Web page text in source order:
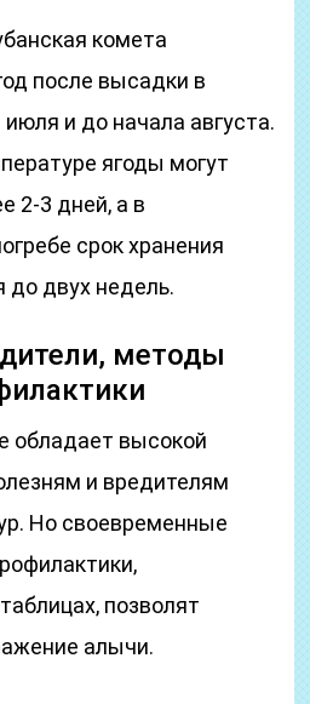
комета
после высадки в
и до начала августа.
ягоды могут
2-3 дней, а в
срок хранения
до двух недель.
методы
обладает высокой
и вредителям
Но своевременные
позволят
алычи.